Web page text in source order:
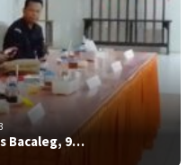
Bacaleg, 9…